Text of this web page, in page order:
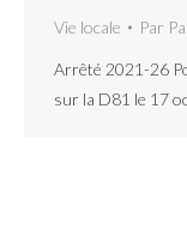
Vie locale Par
Arrêté 2021-26
sur la D81 le 17